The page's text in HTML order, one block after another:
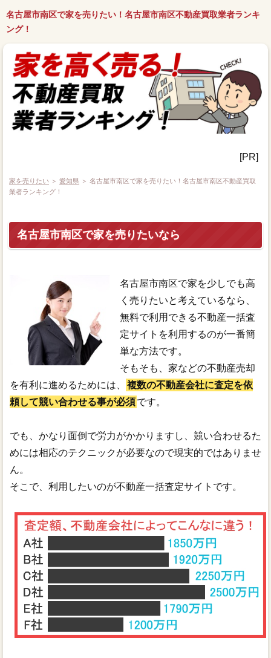
名古屋市南区で家を売りたい！名古屋市南区不動産買取業者ランキ
ング！
[PR]
家を売りたい ＞ 愛知県 ＞ 名古屋市南区で家を売りたい！名古屋市南区不動産買取
業者ランキング！
名古屋市南区で家を売りたいなら
名古屋市南区で家を少しでも高
く売りたいと考えているなら、
無料で利用できる不動産一括査
定サイトを利用するのが一番簡
単な方法です。
そもそも、家などの不動産売却
を有利に進めるためには、
複数の不動産会社に査定を依
頼して競い合わせる事が必須です。
でも、かなり面倒で労力がかかりますし、競い合わせるた
めには相応のテクニックが必要なので現実的ではありませ
ん。
そこで、利用したいのが不動産一括査定サイトです。